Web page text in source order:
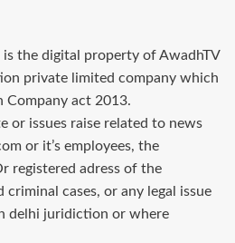
is the digital property of AwadhTV
private limited company which
Company act 2013.
or issues raise related to news
or it’s employees, the
registered adress of the
cases, or any legal issue
delhi juridiction or where